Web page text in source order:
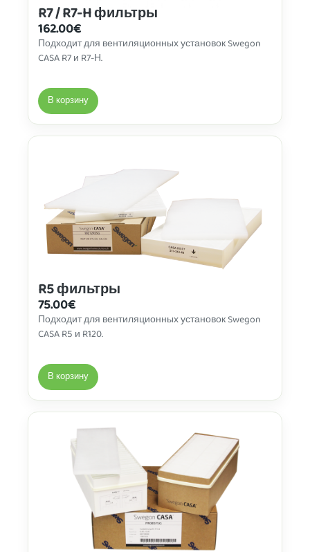
R7 / R7-H фильтры
162.00€
Подходит для вентиляционных установок Swegon
CASA R7 и R7-Н.
В корзину
R5 фильтры
75.00€
Подходит для вентиляционных установок Swegon
CASA R5 и R120.
В корзину